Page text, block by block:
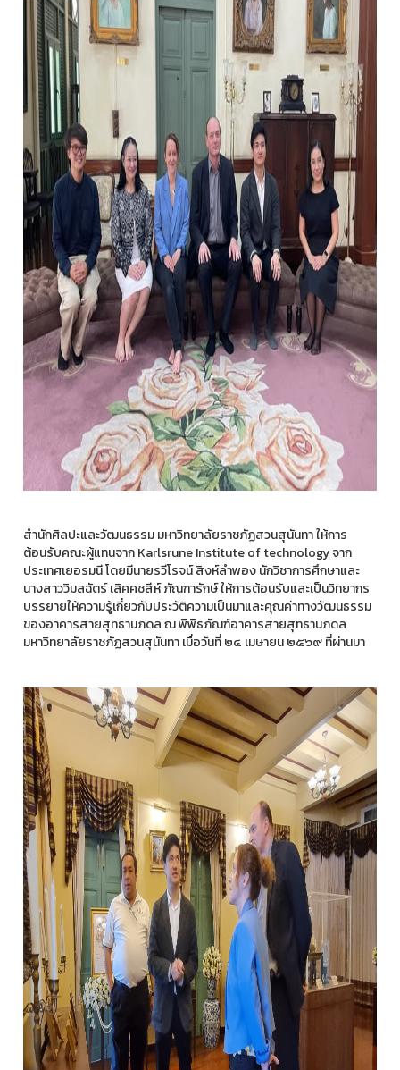
สำนักศิลปะและวัฒนธรรม มหาวิทยาลัยราชภัฏสวนสุนันทา ให้การ
ต้อนรับคณะผู้แทนจาก Karlsrune Institute of technology จาก
ประเทศเยอรมนี โดยมีนายรวีโรจน์ สิงห์ลำพอง นักวิชาการศึกษาและ
นางสาววิมลฉัตร์ เลิศคชสีห์ ภัณฑารักษ์ ให้การต้อนรับและเป็นวิทยากร
บรรยายให้ความรู้เกี่ยวกับประวัติความเป็นมาและคุณค่าทางวัฒนธรรม
ของอาคารสายสุทธานภดล ณ พิพิธภัณฑ์อาคารสายสุทธานภดล
มหาวิทยาลัยราชภัฏสวนสุนันทา เมื่อวันที่ ๒๔ เมษายน ๒๕๖๙ ที่ผ่านมา